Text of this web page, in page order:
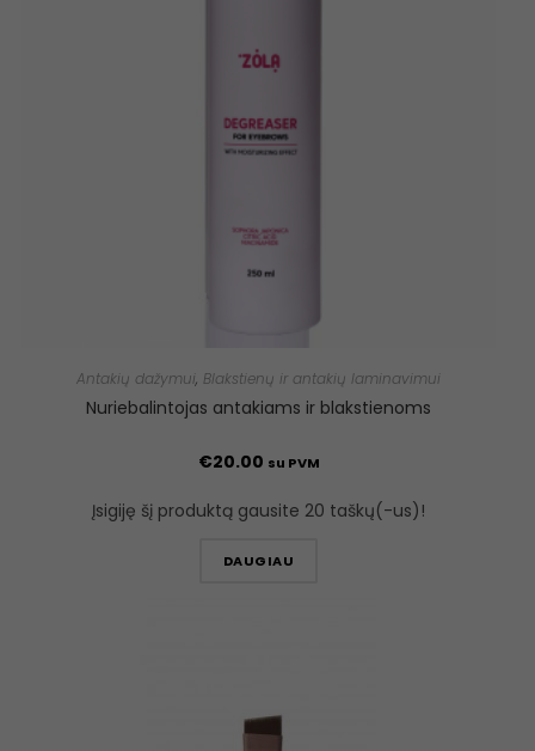
Antakių dažymui, Blakstienų ir antakių laminavimui
Nuriebalintojas antakiams ir blakstienoms
€20.00 su PVM
Įsigiję šį produktą gausite 20 taškų(-us)!
DAUGIAU